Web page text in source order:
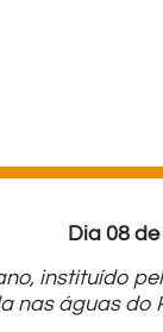
Dia 08
instituído
nas águas do